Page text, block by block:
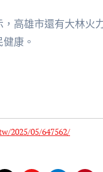
高雄市還有大林火
康。
2025/05/647562/